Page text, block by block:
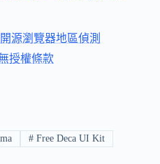
源瀏覽器地區偵測
授權條款
# Free Deca UI Kit